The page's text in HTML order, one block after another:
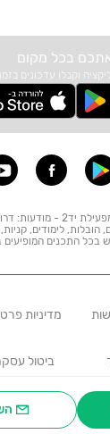
וקבלו עדכונים
כל הזכויות שמורות לחברת
לימודים,
בכל התכנים המופיעים
מדיניות
ביטול